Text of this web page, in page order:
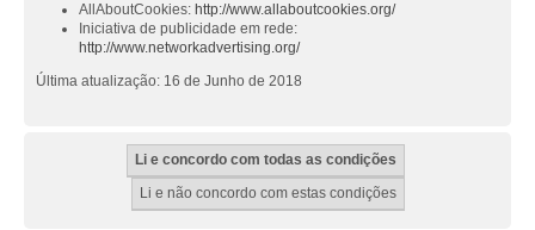
AllAboutCookies: http://www.allaboutcookies.org/
Iniciativa de publicidade em rede:
http://www.networkadvertising.org/
Última atualização: 16 de Junho de 2018